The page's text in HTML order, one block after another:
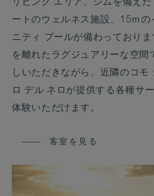
リビング エリア、ジムを備え
ートのウェルネス施設、15ｍの
ニティ プールが備わっておりま
を離れたラグジュアリーな空間
しいただきながら、近隣のコモ
ロ デル ネロが提供する各種サ
体験いただけます。
客室を見る